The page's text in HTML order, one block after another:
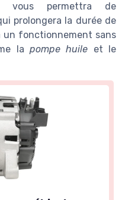
vous permettra de
prolongera la durée de
un fonctionnement sans
la pompe huile et le